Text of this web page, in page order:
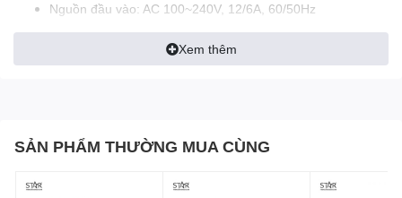
Nguồn đầu vào: AC 100~240V, 12/6A, 60/50Hz
Loại quạt: Quạt FDP kích thước 120mm vận hành êm ái và
hiệu quả
550mm (VGA ATX3.1 PCI-E5.1)
Thông số kỹ thuật
Xem thêm
SẢN PHẨM THƯỜNG MUA CÙNG